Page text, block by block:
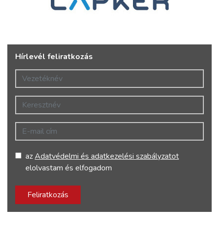
Hírlevél feliratkozás
Vezetéknév
Keresztnév
E-mail cím
azAdatvédelmi és adatkezelési szabályzatot
elolvastam és elfogadom
Feliratkozás